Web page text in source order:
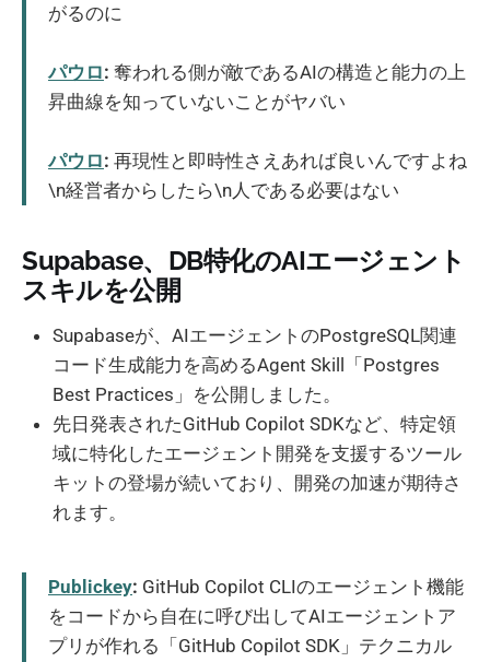
がるのに
パウロ: 奪われる側が敵であるAIの構造と能力の上
昇曲線を知っていないことがヤバい
パウロ: 再現性と即時性さえあれば良いんですよね
\n経営者からしたら\n人である必要はない
Supabase、DB特化のAIエージェント
スキルを公開
Supabaseが、AIエージェントのPostgreSQL関連
コード生成能力を高めるAgent Skill「Postgres
Best Practices」を公開しました。
先日発表されたGitHub Copilot SDKなど、特定領
域に特化したエージェント開発を支援するツール
キットの登場が続いており、開発の加速が期待さ
れます。
Publickey: GitHub Copilot CLIのエージェント機能
をコードから自在に呼び出してAIエージェントア
プリが作れる「GitHub Copilot SDK」テクニカル